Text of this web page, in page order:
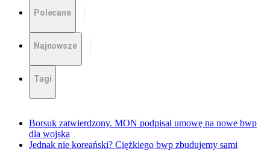
Polecane
Najnowsze
Tagi
Borsuk zatwierdzony. MON podpisał umowę na nowe bwp
dla wojska
Jednak nie koreański? Ciężkiego bwp zbudujemy sami